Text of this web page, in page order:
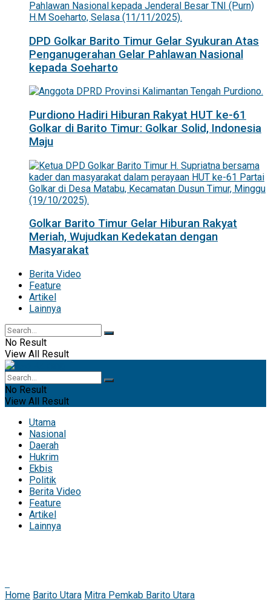
DPD Golkar Barito Timur Gelar Syukuran Atas
Penganugerahan Gelar Pahlawan Nasional
kepada Soeharto
Purdiono Hadiri Hiburan Rakyat HUT ke-61
Golkar di Barito Timur: Golkar Solid, Indonesia
Maju
Golkar Barito Timur Gelar Hiburan Rakyat
Meriah, Wujudkan Kedekatan dengan
Masyarakat
Berita Video
Feature
Artikel
Lainnya
No Result
View All Result
No Result
View All Result
Utama
Nasional
Daerah
Hukrim
Ekbis
Politik
Berita Video
Feature
Artikel
Lainnya
Home Barito Utara Mitra Pemkab Barito Utara